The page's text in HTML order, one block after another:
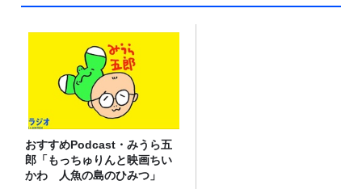
おすすめPodcast・みうら五
郎「もっちゅりんと映画ちい
かわ 人魚の島のひみつ」